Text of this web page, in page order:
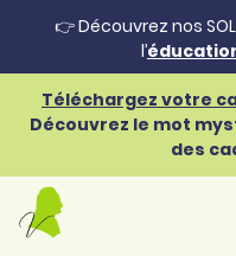
👉 Découvrez nos
l’
Téléchargez votre
Découvrez le mot
des